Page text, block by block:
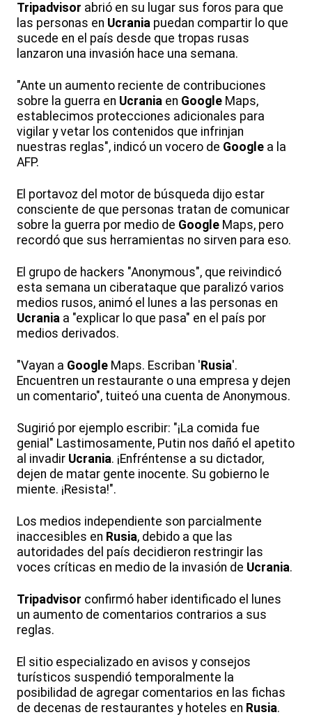
Tripadvisor abrió en su lugar sus foros para que
las personas en Ucrania puedan compartir lo que
sucede en el país desde que tropas rusas
lanzaron una invasión hace una semana.
"Ante un aumento reciente de contribuciones
sobre la guerra en Ucrania en Google Maps,
establecimos protecciones adicionales para
vigilar y vetar los contenidos que infrinjan
nuestras reglas", indicó un vocero de Google a la
AFP.
El portavoz del motor de búsqueda dijo estar
consciente de que personas tratan de comunicar
sobre la guerra por medio de Google Maps, pero
recordó que sus herramientas no sirven para eso.
El grupo de hackers "Anonymous", que reivindicó
esta semana un ciberataque que paralizó varios
medios rusos, animó el lunes a las personas en
Ucrania a "explicar lo que pasa" en el país por
medios derivados.
"Vayan a Google Maps. Escriban ' Rusia'.
Encuentren un restaurante o una empresa y dejen
un comentario", tuiteó una cuenta de Anonymous.
Sugirió por ejemplo escribir: "¡La comida fue
genial" Lastimosamente, Putin nos dañó el apetito
al invadir Ucrania. ¡Enfréntense a su dictador,
dejen de matar gente inocente. Su gobierno le
miente. ¡Resista!".
Los medios independiente son parcialmente
inaccesibles en Rusia, debido a que las
autoridades del país decidieron restringir las
voces críticas en medio de la invasión de Ucrania.
Tripadvisor confirmó haber identificado el lunes
un aumento de comentarios contrarios a sus
reglas.
El sitio especializado en avisos y consejos
turísticos suspendió temporalmente la
posibilidad de agregar comentarios en las fichas
de decenas de restaurantes y hoteles en Rusia.